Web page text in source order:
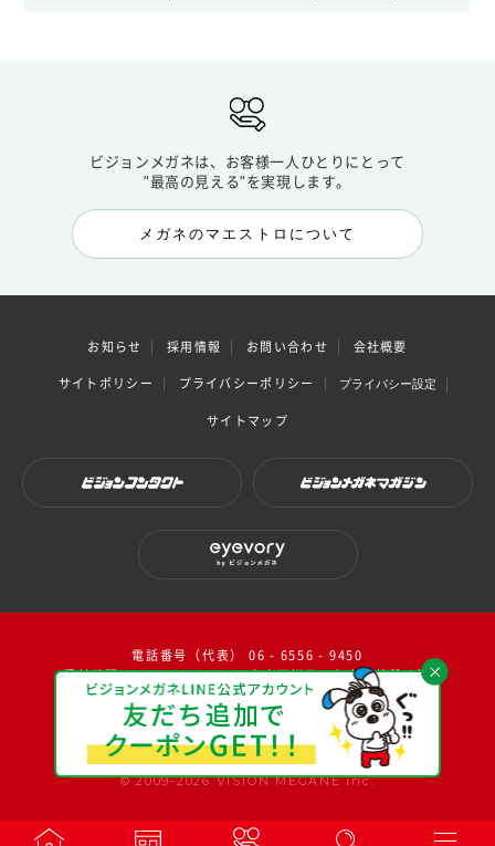
ビジョンメガネは、お客様一人ひとりにとって
"最高の見える"を実現します。
メガネのマエストロについて
お知らせ 採用情報 お問い合わせ 会社概要
サイトポリシー プライバシーポリシー プライバシー設定
サイトマップ
電話番号（代表） 06 - 6556 - 9450
受付時間：10：00～17：00（ 土日祝日・年末年始除く）
© 2009-2026 VISION MEGANE inc.
facebook instagram youtube